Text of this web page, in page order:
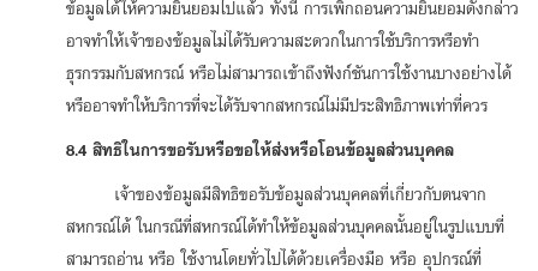
ข้อมูลได้ให้ความยินยอมไปแล้ว ทั้งนี้ การเพิกถอนความยินยอมดังกล่าว
อาจทำให้เจ้าของข้อมูลไม่ได้รับความสะดวกในการใช้บริการหรือทำ
ธุรกรรมกับสหกรณ์ หรือไม่สามารถเข้าถึงฟังก์ชันการใช้งานบางอย่างได้
หรืออาจทำให้บริการที่จะได้รับจากสหกรณ์ไม่มีประสิทธิภาพเท่าที่ควร
8.4 สิทธิในการขอรับหรือขอให้ส่งหรือโอนข้อมูลส่วนบุคคล
เจ้าของข้อมูลมีสิทธิขอรับข้อมูลส่วนบุคคลที่เกี่ยวกับตนจาก
สหกรณ์ได้ ในกรณีที่สหกรณ์ได้ทำให้ข้อมูลส่วนบุคคลนั้นอยู่ในรูปแบบที่
สามารถอ่าน หรือ ใช้งานโดยทั่วไปได้ด้วยเครื่องมือ หรือ อุปกรณ์ที่